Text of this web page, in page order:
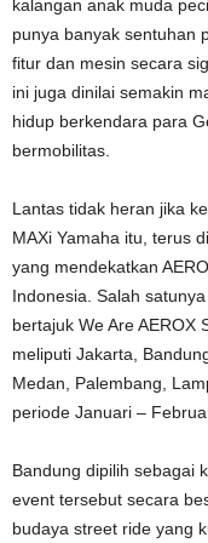
kalangan anak muda
punya banyak sentuhan
fitur dan mesin secara
ini juga dinilai semakin
hidup berkendara para
bermobilitas.
Lantas tidak heran jika
MAXi Yamaha itu, terus
yang mendekatkan
Indonesia. Salah
bertajuk We Are AEROX
meliputi Jakarta,
Medan, Palembang,
periode Januari –
Bandung dipilih sebagai
event tersebut secara
budaya street ride yang